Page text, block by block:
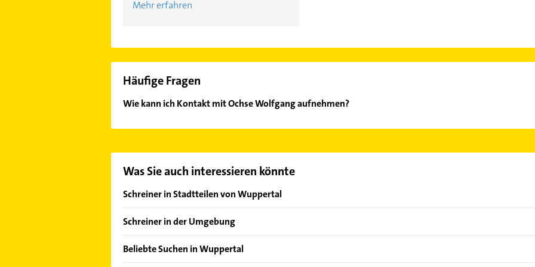
Mehr erfahren
Häufige Fragen
Wie kann ich Kontakt mit Ochse Wolfgang aufnehmen?
Was Sie auch interessieren könnte
Schreiner in Stadtteilen von Wuppertal
Barmen
Elberfeld
Schreiner in der Umgebung
Schwelm
Beliebte Suchen in Wuppertal